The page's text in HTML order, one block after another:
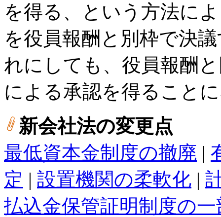
を得る、という方法に
を役員報酬と別枠で決
れにしても、役員報酬
による承認を得ること
新会社法の変更点
最低資本金制度の撤廃 |
定 | 設置機関の柔軟化 |
払込金保管証明制度の